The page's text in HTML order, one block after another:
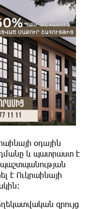
օդային
և պատրաստ է
է Ուկրաինայի
զրույց